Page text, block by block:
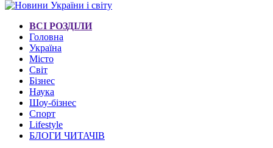
ВСІ РОЗДІЛИ
Головна
Україна
Місто
Світ
Бізнес
Наука
Шоу-бізнес
Спорт
Lifestyle
БЛОГИ ЧИТАЧІВ